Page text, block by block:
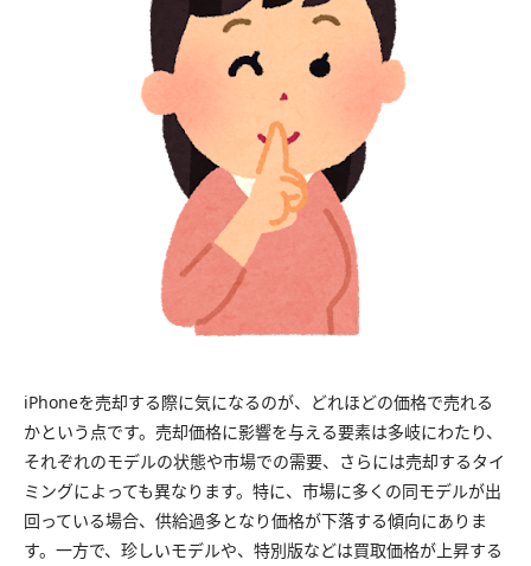
iPhoneを売却する際に気になるのが、どれほどの価格で売れる
かという点です。売却価格に影響を与える要素は多岐にわたり、
それぞれのモデルの状態や市場での需要、さらには売却するタイ
ミングによっても異なります。特に、市場に多くの同モデルが出
回っている場合、供給過多となり価格が下落する傾向にありま
す。一方で、珍しいモデルや、特別版などは買取価格が上昇する